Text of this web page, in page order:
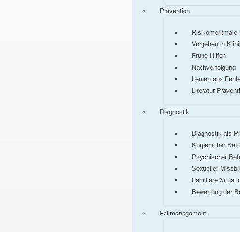
Prävention
Risikomerkmale
Vorgehen in
Frühe Hilfen
Nachverfolgung
Lernen aus
Literatur
Diagnostik
Diagnostik als
Körperlicher
Psychischer
Sexueller
Familiäre
Bewertung der
Fallmanagement